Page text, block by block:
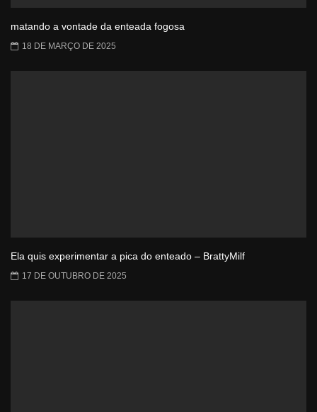
matando a vontade da enteada fogosa
18 DE MARÇO DE 2025
Ela quis experimentar a pica do enteado – BrattyMilf
17 DE OUTUBRO DE 2025